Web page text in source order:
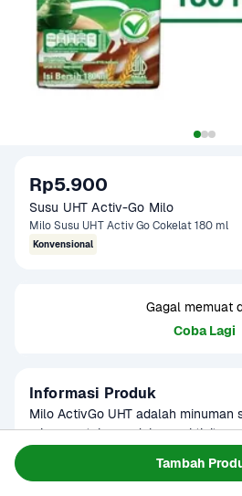
Tambah
Rp5.900
Susu UHT Activ-Go Milo
Milo Susu UHT Activ Go Cokelat 180 ml
Konvensional
Gagal memuat
Coba Lagi
Informasi Produk
Milo ActivGo UHT adalah minuman
minum untuk mendukung aktivitas
sumber vitamin B1, B2, B3 malt
Ibu & Bayi